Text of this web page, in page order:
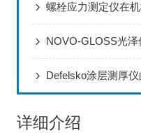
螺栓应力测定仪在
Defelsko涂层测厚
详细介绍